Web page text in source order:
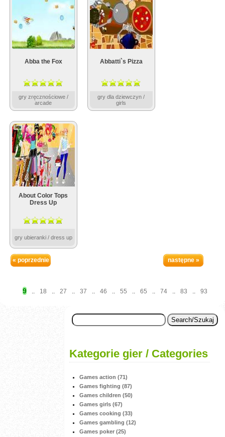
Abba the Fox
gry zręcznościowe /
arcade
Abbatti`s Pizza
gry dla dziewczyn /
girls
About Color Tops
Dress Up
gry ubieranki / dress up
« poprzednie następne »
9 .. 18 .. 27 .. 37 .. 46 .. 55 .. 65 .. 74 .. 83 .. 93
Kategorie gier / Categories
Games action (71)
Games fighting (87)
Games children (50)
Games girls (67)
Games cooking (33)
Games gambling (12)
Games poker (25)